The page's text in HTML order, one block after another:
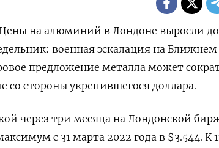
на алюминий в Лондоне выросли
военная эскалация на ‌Ближнем
предложение металла может
со стороны укрепившегося доллара.
через ​три ​месяца на Лондонской
‌с 31 марта 2022 года ‌в $3.544. К